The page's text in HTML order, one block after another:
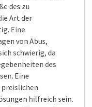
des zu
Art der
Eine
von Abus,
schwierig, da
des
Eine
hilfreich sein.